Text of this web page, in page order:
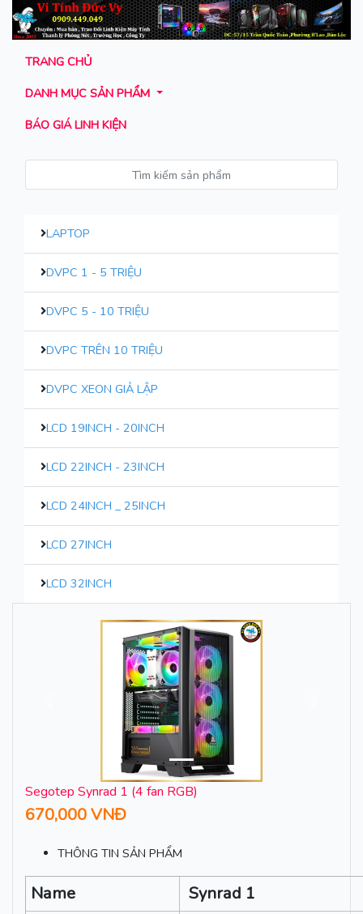
TRANG CHỦ
DANH MỤC SẢN PHẨM
BÁO GIÁ LINH KIỆN
LAPTOP
DVPC 1 - 5 TRIỆU
DVPC 5 - 10 TRIỆU
DVPC TRÊN 10 TRIỆU
DVPC XEON GIẢ LẬP
LCD 19INCH - 20INCH
LCD 22INCH - 23INCH
LCD 24INCH _ 25INCH
LCD 27INCH
LCD 32INCH
Segotep Synrad 1 (4 fan RGB)
670,000 VNĐ
THÔNG TIN SẢN PHẨM
Name
Synrad 1